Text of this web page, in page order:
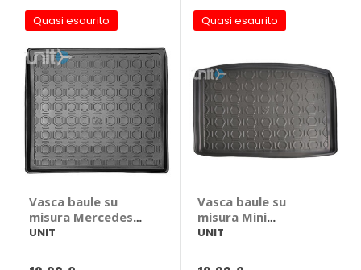
Quasi esaurito
Vasca baule su
misura Mercedes
GLE W167 2019> -
W167 2019 >
UNIT
Quasi esaurito
Vasca baule su
misura Mini
Countryman II F60
Countryman II F60
UNIT